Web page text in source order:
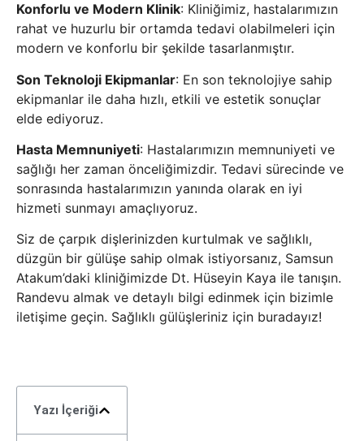
Konforlu ve Modern Klinik: Kliniğimiz, hastalarımızın
rahat ve huzurlu bir ortamda tedavi olabilmeleri için
modern ve konforlu bir şekilde tasarlanmıştır.
Son Teknoloji Ekipmanlar: En son teknolojiye sahip
ekipmanlar ile daha hızlı, etkili ve estetik sonuçlar
elde ediyoruz.
Hasta Memnuniyeti: Hastalarımızın memnuniyeti ve
sağlığı her zaman önceliğimizdir. Tedavi sürecinde ve
sonrasında hastalarımızın yanında olarak en iyi
hizmeti sunmayı amaçlıyoruz.
Siz de çarpık dişlerinizden kurtulmak ve sağlıklı,
düzgün bir gülüşe sahip olmak istiyorsanız, Samsun
Atakum’daki kliniğimizde Dt. Hüseyin Kaya ile tanışın.
Randevu almak ve detaylı bilgi edinmek için bizimle
iletişime geçin. Sağlıklı gülüşleriniz için buradayız!
Yazı İçeriği